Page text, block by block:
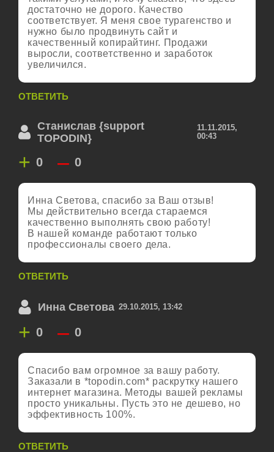
достаточно не дорого. Качество
соответствует. Я меня свое турагенство и
нужно было продвинуть сайт и
качественный копирайтинг. Продажи
выросли, соответственно и заработок
увеличился.
ОТВЕТИТЬ
Станислав {support
TOPODIN}
11.11.2015,
00:43
+ 0 – 0
Инна Светова, спасибо за Ваш отзыв!
Мы действительно всегда стараемся
качественно выполнять свою работу!
В нашей команде работают только
профессионалы своего дела.
ОТВЕТИТЬ
Инна Светова 29.10.2015, 13:42
+ 0 – 0
Спасибо вам огромное за вашу работу.
Заказали в *topodin.com* раскрутку нашего
интернет магазина. Методы вашей рекламы
просто уникальны. Пусть это не дешево, но
эффективность 100%.
ОТВЕТИТЬ